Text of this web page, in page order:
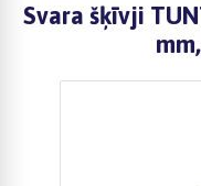
Svara šķīvji